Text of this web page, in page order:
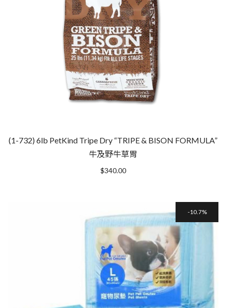
(1-732) 6lb PetKind Tripe Dry “TRIPE & BISON FORMULA”
牛及野牛草胃
$340.00
10.7%